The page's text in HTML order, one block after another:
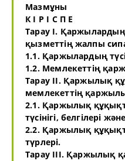
Мазмұны
К І Р І С П Е
Тарау І.
қызметтің жалпы
1.1. Қаржылардың
1.2. Мемлекеттің
Тарау ІІ. Қаржылық
мемлекеттің
2.1. Қаржылық
түсінігі, белгілері
2.2. Қаржылық
түрлері.
Тарау ІІІ. Қаржылық